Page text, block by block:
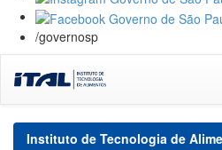
/governosp
navigation
Instituto de Tecnologia de